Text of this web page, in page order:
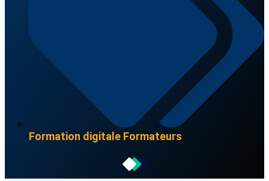
Formation digitale Formateurs